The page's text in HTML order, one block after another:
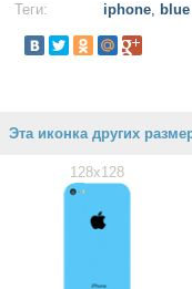
Теги: iphone,
Эта иконка других
128x128